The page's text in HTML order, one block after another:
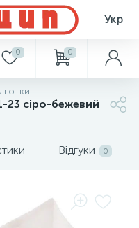
Укр
0 0
23 сіро-бежевий
Відгуки 0